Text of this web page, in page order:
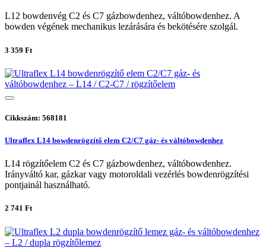
L12 bowdenvég C2 és C7 gázbowdenhez, váltóbowdenhez. A
bowden végének mechanikus lezárására és bekötésére szolgál.
3 359 Ft
Cikkszám: 568181
Ultraflex L14 bowdenrögzítő elem C2/C7 gáz- és váltóbowdenhez
L14 rögzítőelem C2 és C7 gázbowdenhez, váltóbowdenhez.
Irányváltó kar, gázkar vagy motoroldali vezérlés bowdenrögzítési
pontjainál használható.
2 741 Ft